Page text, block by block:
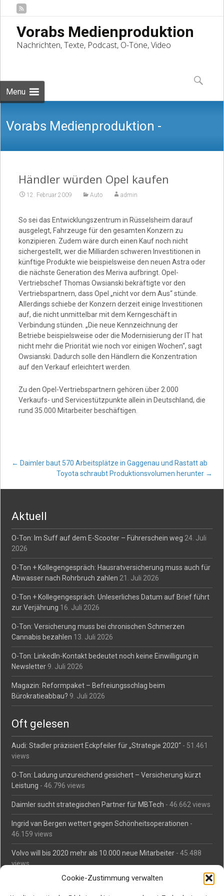
Cookie-Zustimmung verwalten
Vorabs Medienproduktion
Nachrichten, Texte, Podcast, O-Töne, Video
Menu
to
content
Suchen
nach:
Vorabs Medienproduktion -
Nachrichten, Texte, Podcast, O-Töne,
Video
Händler würden Opel kaufen
12. Februar 2009 Auto admin
So sei das Entwicklungszentrum in Rüsselsheim darauf
ausgelegt, Fahrzeuge für den gesamten Konzern zu
konzipieren. Zudem wäre durch einen Kauf noch nicht
sichergestellt, wer die Milliarden schweren Investitionen in
künftige Produkte wie beispielsweise den neuen Astra oder
die nächste Generation des Meriva aufbringt. Opel-
Vertriebschef Thomas Owsianski bekräftigte vor den
Vertriebspartnern, dass Opel „nicht vor dem Aus“ stünde.
Allerdings schiebe der Konzern derzeit einige Investitionen
auf, die nicht unmittelbar mit dem Kerngeschäft in
Verbindung stünden. „Die neue Kennzeichnung der
Betriebe beispielsweise oder die Modernisierung der IT hat
nicht mehr die Priorität wie noch vor einigen Wochen“, sagt
Owsianski. Dadurch solle den Händlern die Konzentration
auf den Verkauf erleichtert werden.
Zu den Opel-Vertriebspartnern gehören über 2.000
Verkaufs- und Servicestützpunkte allein in Deutschland, die
rund 35.000 Mitarbeiter beschäftigen.
Post
← Daimler baut 570 Arbeitsplätze in Gaggenau und Rastatt ab
Toyota schraubt Produktionsvolumen herunter →
Aktuell
O-Ton: Im Suff auf dem E-Scooter – Führerschein weg 24. Juli
2026
O-Ton + Kollegengespräch: Hausratversicherung muss auch für
Abwasser nach Rohrbruch zahlen 21. Juli 2026
O-Ton + Kollegengespräch: Unleserliches Datum auf Brief führt
zur Verjährung 16. Juli 2026
O-Ton: Versicherung muss bei chronischen Schmerzen
Cannabis bezahlen 13. Juli 2026
O-Ton: LinkedIn-Kontakt bedeutet noch keine Einwilligung in
Newsletter 9. Juli 2026
Magazin: Reformpaket – Befreiungsschlag beim
Bürokratieabbau? 9. Juli 2026
Oft gelesen
Audi: Stadler präzisiert Eckpfeiler für „Strategie 2020“ - 51.461
views
O-Ton: Ladung unzureichend gesichert – Versicherung kürzt
Leistung - 46.796 views
Daimler sucht strategischen Partner für MBTech - 46.662 views
Ingrid van Bergen wettert gegen Schönheitsoperationen -
46.159 views
Volvo will bis 2020 mehr als 10.000 neue Mitarbeiter - 45.488
views
Mäßiges Interesse an Daimlers MBtech- 44.713 views